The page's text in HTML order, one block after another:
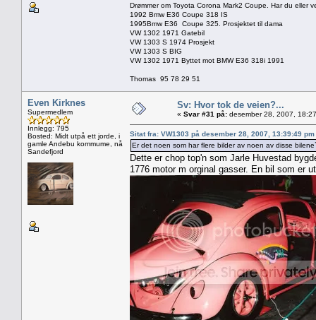
Drømmer om Toyota Corona Mark2 Coupe. Har du eller
1992 Bmw E36 Coupe 318 IS
1995Bmw E36 Coupe 325. Prosjektet til dama
VW 1302 1971 Gatebil
VW 1303 S 1974 Prosjekt
VW 1303 S BIG
VW 1302 1971 Byttet mot BMW E36 318i 1991
Thomas 95 78 29 51
Even Kirknes
Supermedlem
Innlegg: 795
Bosted: Midt utpå ett jorde, i
gamle Andebu kommume, nå
Sandefjord
Sv: Hvor tok de veien?...
« Svar #31 på: desember 28, 2007,
Sitat fra: VW1303 på desember 28, 2007, 13:39:49 pm
Er det noen som har flere bilder av noen av disse
Dette er chop top'n som Jarle Huvestad
1776 motor m orginal gasser. En bil som er